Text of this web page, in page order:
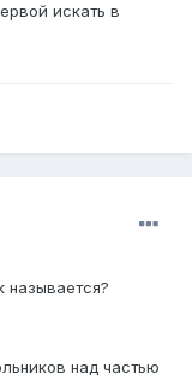
искать в
называется?
над частью